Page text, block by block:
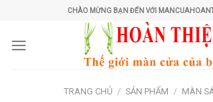
content
CHÀO MỪNG BẠN ĐẾN VỚI
TRANG CHỦ / SẢN PHẨM / MÀN